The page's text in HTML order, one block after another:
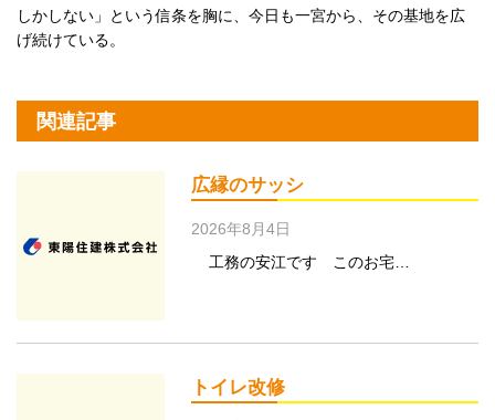
しかしない」という信条を胸に、今日も一宮から、その基地を広
げ続けている。
関連記事
広縁のサッシ
2026年8月4日
工務の安江です このお宅…
トイレ改修